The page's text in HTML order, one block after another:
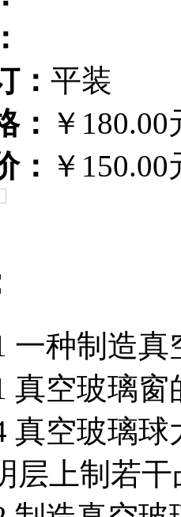
： 平装
： ￥180.00
： ￥150.00
一种制造
真空玻璃
真空玻璃
层上制若